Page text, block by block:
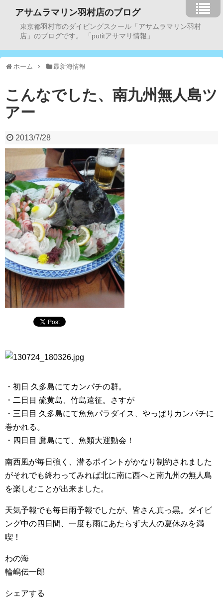
アサムラマリン羽村店のブログ
東京都羽村市のダイビングスクール「アサムラマリン羽村
店」のブログです。 「putitアサマリ情報」
ホーム 最新海情報
こんなでした、南九州無人島ツ
アー
2013/7/28
・初日 久多島にてカンパチの群。
・二日目 硫黄島、竹島遠征。さすが
・三日目 久多島にて魚魚パラダイス、やっぱりカンパチに
巻かれる。
・四日目 鷹島にて、魚類大運動会！
南西風が毎日強く、潜るポイントがかなり制約されました
がそれでも終わってみれば北に南に西へと南九州の無人島
を楽しむことが出来ました。
天気予報でも毎日雨予報でしたが、皆さん真っ黒。ダイビ
ング中の四日間、一度も雨にあたらず大人の夏休みを満
喫！
わの海
輪嶋伝一郎
シェアする